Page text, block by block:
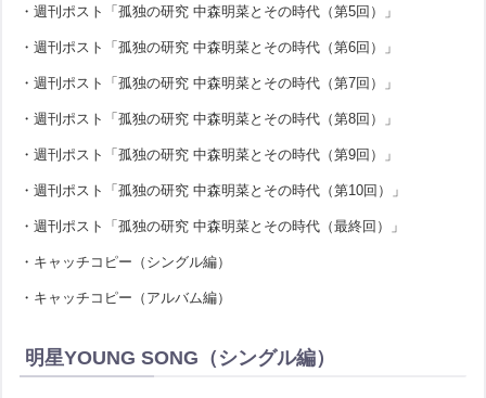
・週刊ポスト「孤独の研究 中森明菜とその時代（第5回）」
・週刊ポスト「孤独の研究 中森明菜とその時代（第6回）」
・週刊ポスト「孤独の研究 中森明菜とその時代（第7回）」
・週刊ポスト「孤独の研究 中森明菜とその時代（第8回）」
・週刊ポスト「孤独の研究 中森明菜とその時代（第9回）」
・週刊ポスト「孤独の研究 中森明菜とその時代（第10回）」
・週刊ポスト「孤独の研究 中森明菜とその時代（最終回）」
・キャッチコピー（シングル編）
・キャッチコピー（アルバム編）
明星YOUNG SONG（シングル編）